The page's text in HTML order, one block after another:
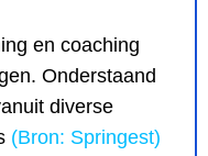
en coaching
Onderstaand
diverse
(Bron: Springest)